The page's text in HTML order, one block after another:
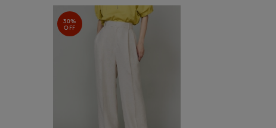
30%
OFF